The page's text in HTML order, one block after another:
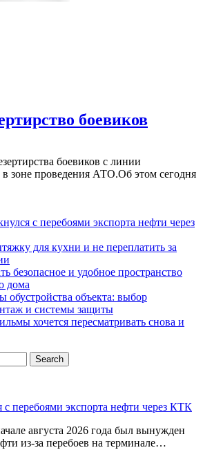
боевиков
боевиков с линии
в зоне проведения АТО.Об этом сегодня
с перебоями экспорта нефти через
для кухни и не переплатить за
безопасное и удобное пространство
дома
обустройства объекта: выбор
и системы защиты
хочется пересматривать снова и
с перебоями экспорта нефти через КТК
августа 2026 года был вынужден
из-за перебоев на терминале…